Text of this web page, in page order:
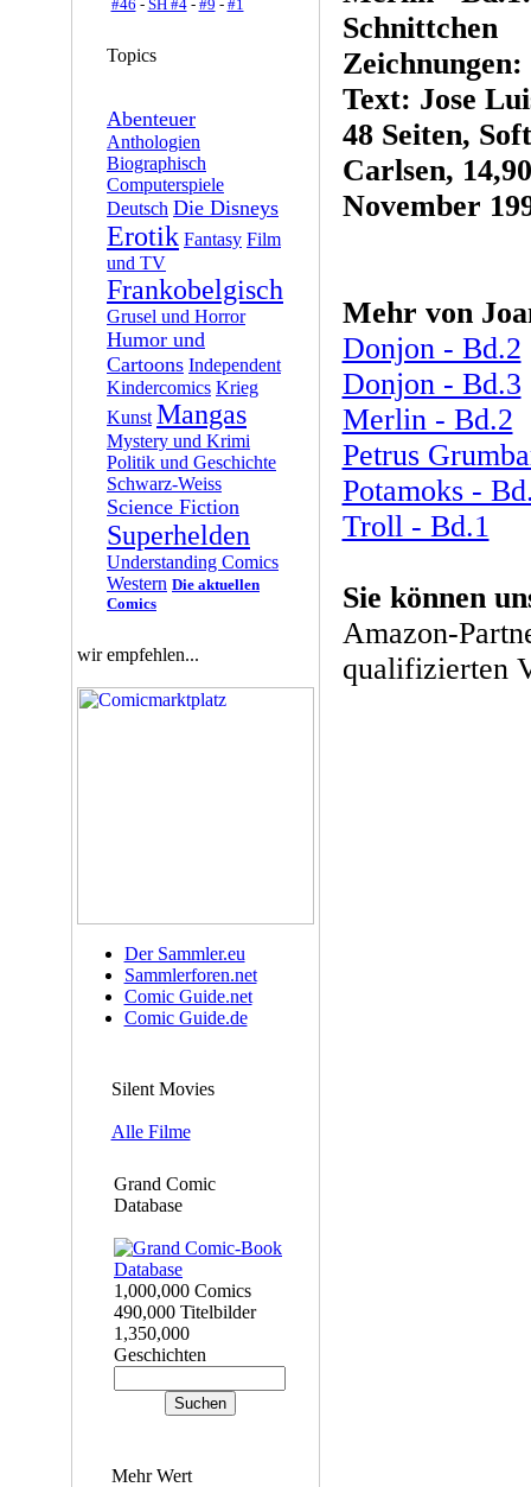
#46 - SH #4- #9 - #1
Topics
Abenteuer
Anthologien
Biographisch
Computerspiele
Deutsch Die Disneys
Erotik Fantasy Film
und TV
Frankobelgisch
Grusel und Horror
Humor und
Cartoons Independent
Kindercomics Krieg
Kunst Mangas
Mystery und Krimi
Politik und Geschichte
Schwarz-Weiss
Science Fiction
Superhelden
Understanding Comics
Western Die aktuellen
Comics
wir empfehlen...
Der Sammler.eu
Sammlerforen.net
Comic Guide.net
Comic Guide.de
Silent Movies
Alle Filme
Grand Comic
Database
1,000,000 Comics
490,000 Titelbilder
1,350,000
Geschichten
Mehr Wert
Schnittchen
Text: Jose
48 Seiten,
Carlsen,
November
Mehr von
Donjon - Bd.2
Donjon - Bd.3
Merlin - Bd.2
Petrus
Potamoks -
Troll - Bd.1
Sie können
Amazon-
qualifizierten